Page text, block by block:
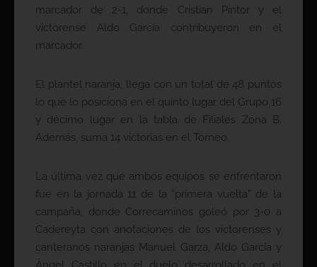
marcador de 2-1, donde Cristian Pintor y el
victorense Aldo García contribuyeron en el
marcador.
El plantel naranja, llega con un total de 48 puntos
lo que lo posiciona en el quinto lugar del Grupo 16
y décimo lugar en la tabla de Filiales Zona B.
Además, suma 14 victorias en el Torneo.
La última vez que ambos equipos se enfrentaron
fue en la jornada 11 de la “primera vuelta” de la
campaña, donde Correcaminos goleó por 3-0 a
Cadereyta con anotaciones de los victorenses y
canteranos naranjas Manuel Garza, Aldo García y